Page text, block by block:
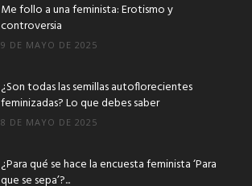
Me follo a una feminista: Erotismo y
controversia
9 DE MAYO DE 2025
¿Son todas las semillas autoflorecientes
feminizadas? Lo que debes saber
8 DE MAYO DE 2025
¿Para qué se hace la encuesta feminista ‘Para
que se sepa’?...